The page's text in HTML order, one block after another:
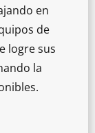
en
de
logre sus
la